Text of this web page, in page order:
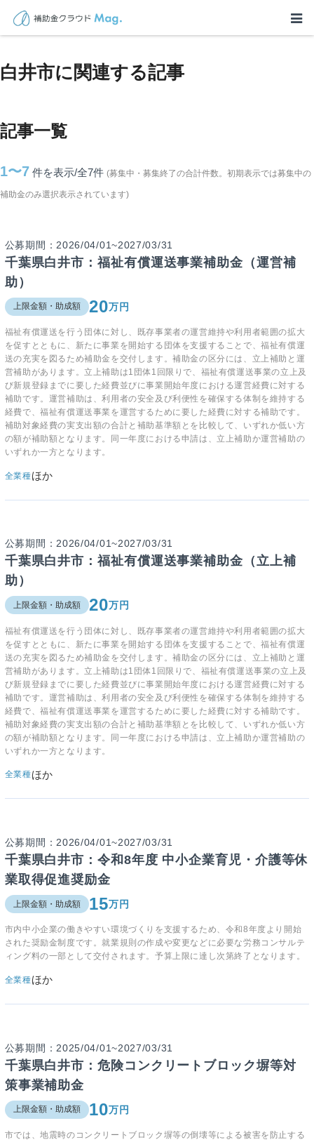
TOP > 補助金・助成金詳細>千葉県
白井市に関連する記事
記事一覧
1〜7 件を表示/全7件 (募集中・募集終了の合計件数。初期表示では募集中の
補助金のみ選択表示されています)
公募期間：2026/04/01~2027/03/31
千葉県白井市：福祉有償運送事業補助金（運営補
助）
上限金額・助成額 20万円
福祉有償運送を行う団体に対し、既存事業者の運営維持や利用者範囲の拡大
を促すとともに、新たに事業を開始する団体を支援することで、福祉有償運
送の充実を図るため補助金を交付します。補助金の区分には、立上補助と運
営補助があります。立上補助は1団体1回限りで、福祉有償運送事業の立上及
び新規登録までに要した経費並びに事業開始年度における運営経費に対する
補助です。運営補助は、利用者の安全及び利便性を確保する体制を維持する
経費で、福祉有償運送事業を運営するために要した経費に対する補助です。
補助対象経費の実支出額の合計と補助基準額とを比較して、いずれか低い方
の額が補助額となります。同一年度における申請は、立上補助か運営補助の
いずれか一方となります。
全業種ほか
公募期間：2026/04/01~2027/03/31
千葉県白井市：福祉有償運送事業補助金（立上補
助）
上限金額・助成額 20万円
福祉有償運送を行う団体に対し、既存事業者の運営維持や利用者範囲の拡大
を促すとともに、新たに事業を開始する団体を支援することで、福祉有償運
送の充実を図るため補助金を交付します。補助金の区分には、立上補助と運
営補助があります。立上補助は1団体1回限りで、福祉有償運送事業の立上及
び新規登録までに要した経費並びに事業開始年度における運営経費に対する
補助です。運営補助は、利用者の安全及び利便性を確保する体制を維持する
経費で、福祉有償運送事業を運営するために要した経費に対する補助です。
補助対象経費の実支出額の合計と補助基準額とを比較して、いずれか低い方
の額が補助額となります。同一年度における申請は、立上補助か運営補助の
いずれか一方となります。
全業種ほか
公募期間：2026/04/01~2027/03/31
千葉県白井市：令和8年度 中小企業育児・介護等休
業取得促進奨励金
上限金額・助成額 15万円
市内中小企業の働きやすい環境づくりを支援するため、令和8年度より開始
された奨励金制度です。就業規則の作成や変更などに必要な労務コンサルテ
ィング料の一部として交付されます。予算上限に達し次第終了となります。
全業種ほか
公募期間：2025/04/01~2027/03/31
千葉県白井市：危険コンクリートブロック塀等対
策事業補助金
上限金額・助成額 10万円
市では、地震時のコンクリートブロック塀等の倒壊等による被害を防止する